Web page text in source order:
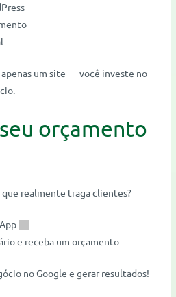
um site — você investe no
orçamento
realmente traga clientes?
e receba um orçamento
no Google e gerar resultados!